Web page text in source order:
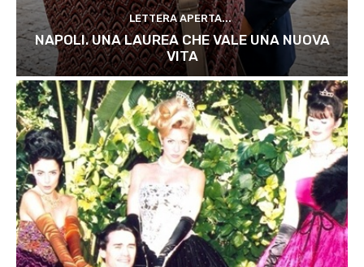
LETTERA APERTA...
NAPOLI. UNA LAUREA CHE VALE UNA NUOVA
VITA